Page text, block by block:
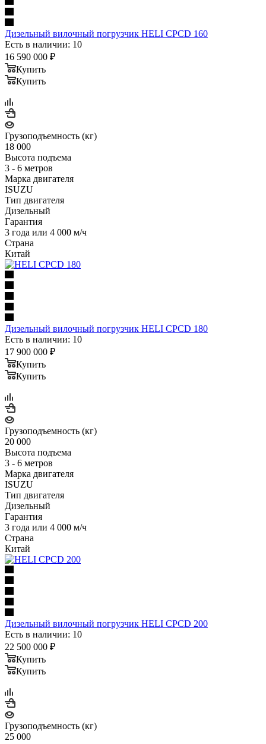
Дизельный вилочный погрузчик HELI CPCD 160
Есть в наличии: 10
16 590 000 ₽
Купить
Купить
Грузоподъемность (кг)
18 000
Высота подъема
3 - 6 метров
Марка двигателя
ISUZU
Тип двигателя
Дизельный
Гарантия
3 года или 4 000 м/ч
Страна
Китай
Дизельный вилочный погрузчик HELI CPCD 180
Есть в наличии: 10
17 900 000 ₽
Купить
Купить
Грузоподъемность (кг)
20 000
Высота подъема
3 - 6 метров
Марка двигателя
ISUZU
Тип двигателя
Дизельный
Гарантия
3 года или 4 000 м/ч
Страна
Китай
Дизельный вилочный погрузчик HELI CPCD 200
Есть в наличии: 10
22 500 000 ₽
Купить
Купить
Грузоподъемность (кг)
25 000